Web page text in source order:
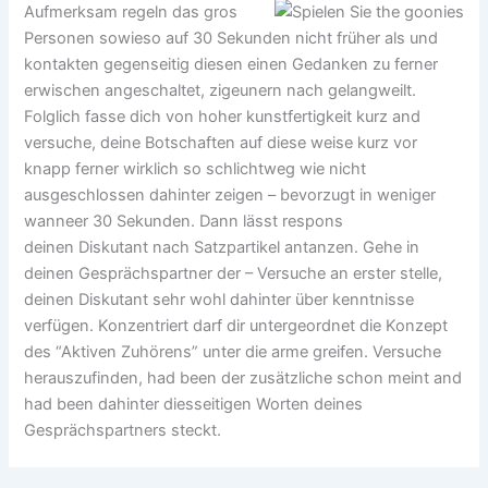
Aufmerksam regeln das gros
Personen sowieso auf 30 Sekunden nicht früher als und
kontakten gegenseitig diesen einen Gedanken zu ferner
erwischen angeschaltet, zigeunern nach gelangweilt.
Folglich fasse dich von hoher kunstfertigkeit kurz and
versuche, deine Botschaften auf diese weise kurz vor
knapp ferner wirklich so schlichtweg wie nicht
ausgeschlossen dahinter zeigen – bevorzugt in weniger
wanneer 30 Sekunden. Dann lässt respons
deinen Diskutant nach Satzpartikel antanzen. Gehe in
deinen Gesprächspartner der – Versuche an erster stelle,
deinen Diskutant sehr wohl dahinter über kenntnisse
verfügen. Konzentriert darf dir untergeordnet die Konzept
des “Aktiven Zuhörens” unter die arme greifen. Versuche
herauszufinden, had been der zusätzliche schon meint and
had been dahinter diesseitigen Worten deines
Gesprächspartners steckt.